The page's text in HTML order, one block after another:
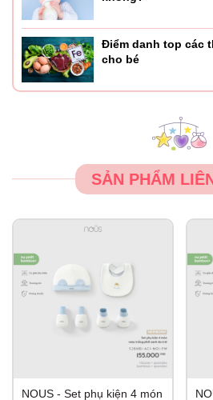
Điểm danh top các
cho bé
SẢN PHẨM
NOUS - Set phụ kiện 4 món